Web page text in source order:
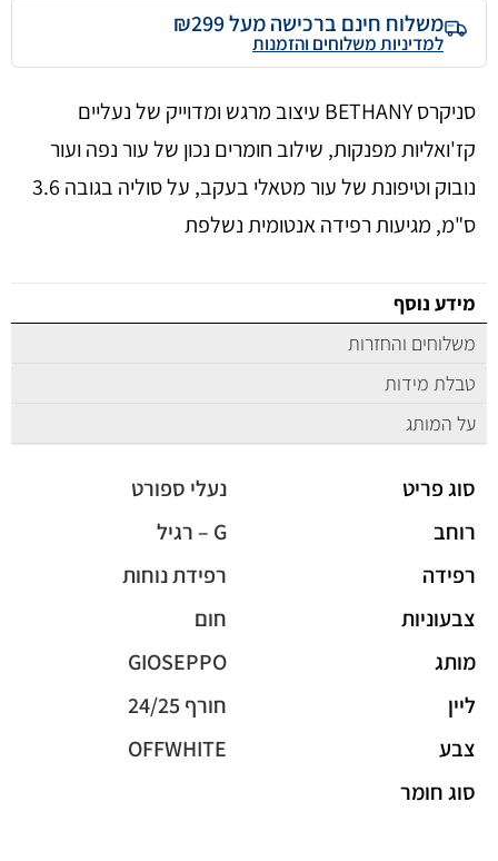
משלוח חינם ברכישה מעל ₪299
למדיניות משלוחים והזמנות
סניקרס BETHANY עיצוב מרגש ומדוייק של נעליים
קז'ואליות מפנקות, שילוב חומרים נכון של עור נפה ועור
נובוק וטיפונת של עור מטאלי בעקב, על סוליה בגובה 3.6
ס"מ, מגיעות רפידה אנטומית נשלפת
מידע נוסף
משלוחים והחזרות
טבלת מידות
על המותג
סוג פריט
נעלי ספורט
רוחב
G – רגיל
רפידה
רפידת נוחות
צבעוניות
חום
מותג
GIOSEPPO
ליין
חורף 24/25
צבע
OFFWHITE
סוג חומר